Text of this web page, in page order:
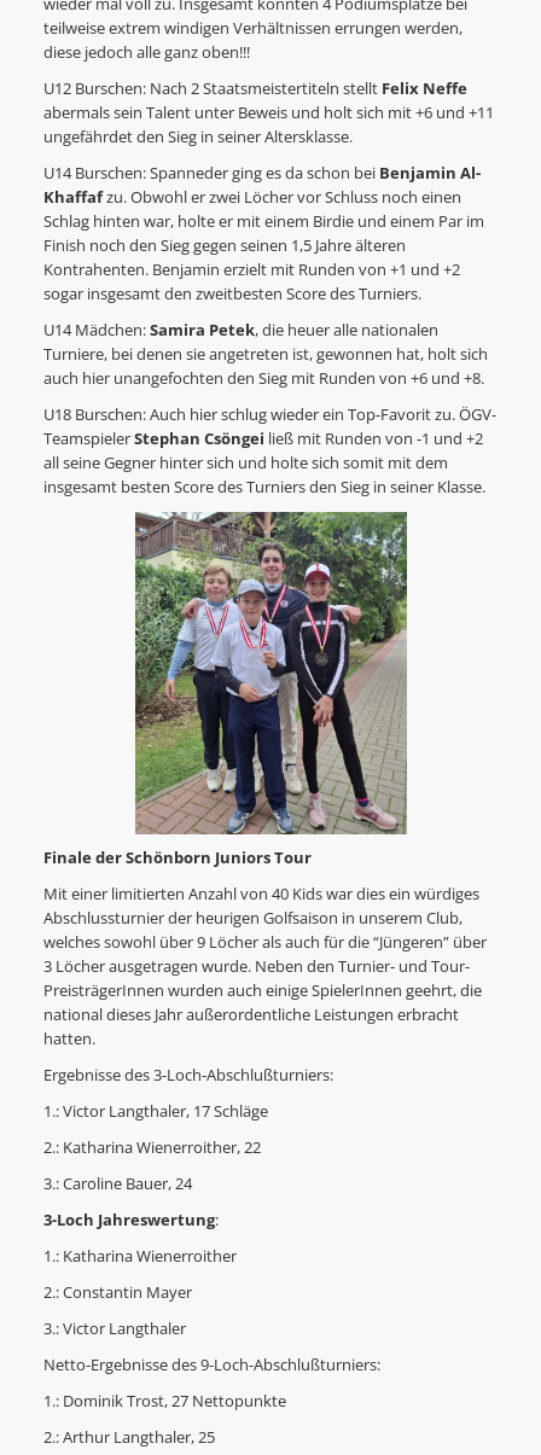
wieder mal voll zu. Insgesamt konnten 4 Podiumsplätze bei
teilweise extrem windigen Verhältnissen errungen werden,
diese jedoch alle ganz oben!!!
U12 Burschen: Nach 2 Staatsmeistertiteln stellt Felix Neffe
abermals sein Talent unter Beweis und holt sich mit +6 und +11
ungefährdet den Sieg in seiner Altersklasse.
U14 Burschen: Spanneder ging es da schon bei Benjamin Al-
Khaffafzu. Obwohl er zwei Löcher vor Schluss noch einen
Schlag hinten war, holte er mit einem Birdie und einem Par im
Finish noch den Sieg gegen seinen 1,5 Jahre älteren
Kontrahenten. Benjamin erzielt mit Runden von +1 und +2
sogar insgesamt den zweitbesten Score des Turniers.
U14 Mädchen:Samira Petek, die heuer alle nationalen
Turniere, bei denen sie angetreten ist, gewonnen hat, holt sich
auch hier unangefochten den Sieg mit Runden von +6 und +8.
U18 Burschen: Auch hier schlug wieder ein Top-Favorit zu. ÖGV-
TeamspielerStephan Csöngei ließ mit Runden von -1 und +2
all seine Gegner hinter sich und holte sich somit mit dem
insgesamt besten Score des Turniers den Sieg in seiner Klasse.
Finale der Schönborn Juniors Tour
Mit einer limitierten Anzahl von 40 Kids war dies ein würdiges
Abschlussturnier der heurigen Golfsaison in unserem Club,
welches sowohl über 9 Löcher als auch für die “Jüngeren” über
3 Löcher ausgetragen wurde. Neben den Turnier- und Tour-
PreisträgerInnen wurden auch einige SpielerInnen geehrt, die
national dieses Jahr außerordentliche Leistungen erbracht
hatten.
Ergebnisse des 3-Loch-Abschlußturniers:
1.: Victor Langthaler, 17 Schläge
2.: Katharina Wienerroither, 22
3.: Caroline Bauer, 24
3-Loch Jahreswertung:
1.: Katharina Wienerroither
2.: Constantin Mayer
3.: Victor Langthaler
Netto-Ergebnisse des 9-Loch-Abschlußturniers:
1.: Dominik Trost, 27 Nettopunkte
2.: Arthur Langthaler, 25